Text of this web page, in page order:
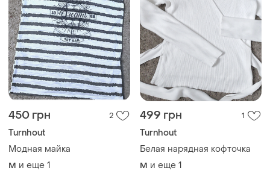
450 грн 2
Turnhout
Модная майка
M и еще 1
499 грн 1
Turnhout
Белая нарядная кофточка
M и еще 1